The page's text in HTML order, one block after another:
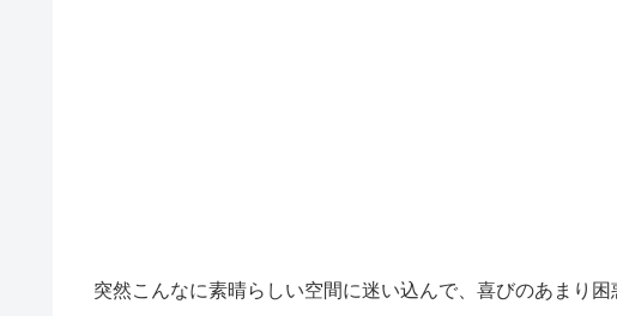
突然こんなに素晴らしい空間に迷い込んで、喜びのあまり困